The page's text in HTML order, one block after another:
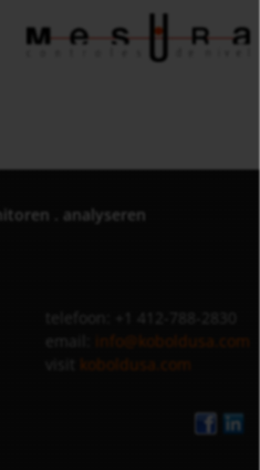
. analyseren
info@koboldusa.com
koboldusa.com